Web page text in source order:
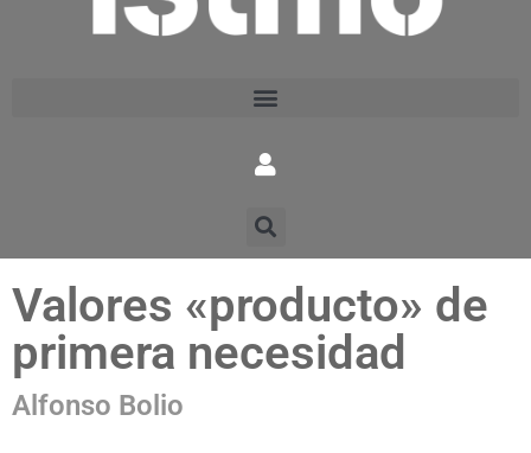
Valores «producto» de
primera necesidad
Alfonso Bolio